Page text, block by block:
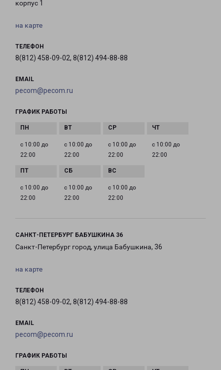
корпус 1
на карте
ТЕЛЕФОН
8(812) 458-09-02, 8(812) 494-88-88
EMAIL
pecom@pecom.ru
ГРАФИК РАБОТЫ
с 10:00 до
22:00
с 10:00 до
22:00
с 10:00 до
22:00
с 10:00 до
22:00
с 10:00 до
22:00
с 10:00 до
22:00
с 10:00 до
22:00
САНКТ-ПЕТЕРБУРГ БАБУШКИНА 36
Санкт-Петербург город, улица Бабушкина, 36
на карте
ТЕЛЕФОН
8(812) 458-09-02, 8(812) 494-88-88
EMAIL
pecom@pecom.ru
ГРАФИК РАБОТЫ